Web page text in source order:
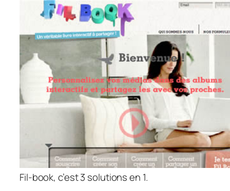
Fil-book, c’est 3 solutions en 1.